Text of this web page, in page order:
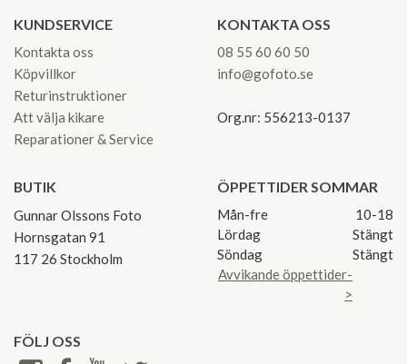
KUNDSERVICE
Kontakta oss
Köpvillkor
Returinstruktioner
Att välja kikare
Reparationer & Service
KONTAKTA OSS
08 55 60 60 50
info@gofoto.se
Org.nr: 556213-0137
BUTIK
Gunnar Olssons Foto
Hornsgatan 91
117 26 Stockholm
ÖPPETTIDER SOMMAR
Mån-fre
10-18
Lördag
Stängt
Söndag
Stängt
Avvikande öppettider-
>
FÖLJ OSS